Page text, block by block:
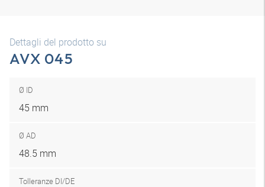
Dettagli del prodotto su
AVX 045
Ø ID
45 mm
Ø AD
48.5 mm
Tolleranze DI/DE